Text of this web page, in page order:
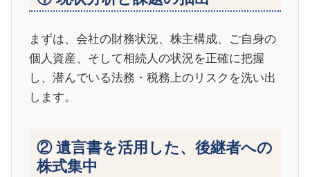
まずは、会社の財務状況、株主構成、ご自身の
個人資産、そして相続人の状況を正確に把握
し、潜んでいる法務・税務上のリスクを洗い出
します。
② 遺言書を活用した、後継者への
株式集中